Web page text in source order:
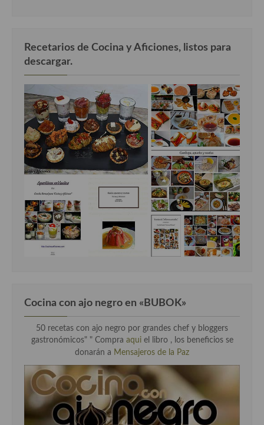
Recetarios de Cocina y Aficiones, listos para
descargar.
Cocina con ajo negro en «BUBOK»
50 recetas con ajo negro por grandes chef y bloggers
gastronómicos" " Compra aqui el libro , los beneficios se
donarán a Mensajeros de la Paz